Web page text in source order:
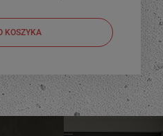
KOSZYKA